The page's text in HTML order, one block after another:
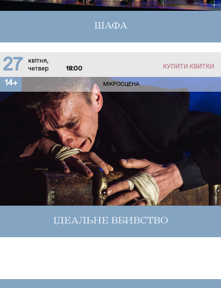
ШАФА
27
квітня,
четвер
18:00 КУПИТИ КВИТКИ
14+ МІКРОСЦЕНА
ІДЕАЛЬНЕ ВБИВСТВО